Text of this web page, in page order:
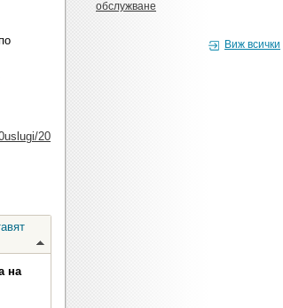
20
на
обслужване
Виж всички